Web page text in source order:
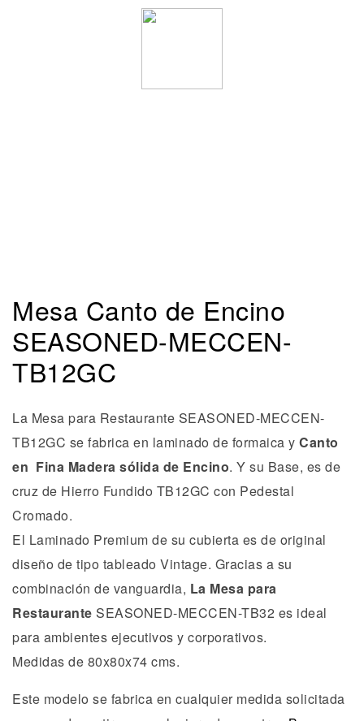
Mesa Canto de Encino
SEASONED-MECCEN-
TB12GC
La Mesa para Restaurante SEASONED-MECCEN-
TB12GC se fabrica en laminado de formaica y Canto
en Fina Madera sólida de Encino. Y su Base, es de
cruz de Hierro Fundido TB12GC con Pedestal
Cromado.
El Laminado Premium de su cubierta es de original
diseño de tipo tableado Vintage. Gracias a su
combinación de vanguardia, La Mesa para
Restaurante SEASONED-MECCEN-TB32 es ideal
para ambientes ejecutivos y corporativos.
Medidas de 80x80x74 cms.
Este modelo se fabrica en cualquier medida solicitada